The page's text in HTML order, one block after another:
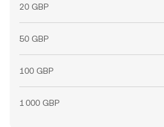
20 GBP
50 GBP
100 GBP
1 000 GBP